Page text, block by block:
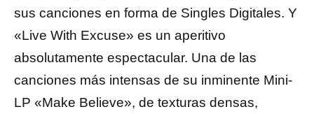
sus canciones en forma de Singles Digitales. Y
«Live With Excuse» es un aperitivo
absolutamente espectacular. Una de las
canciones más intensas de su inminente Mini-
LP «Make Believe», de texturas densas,